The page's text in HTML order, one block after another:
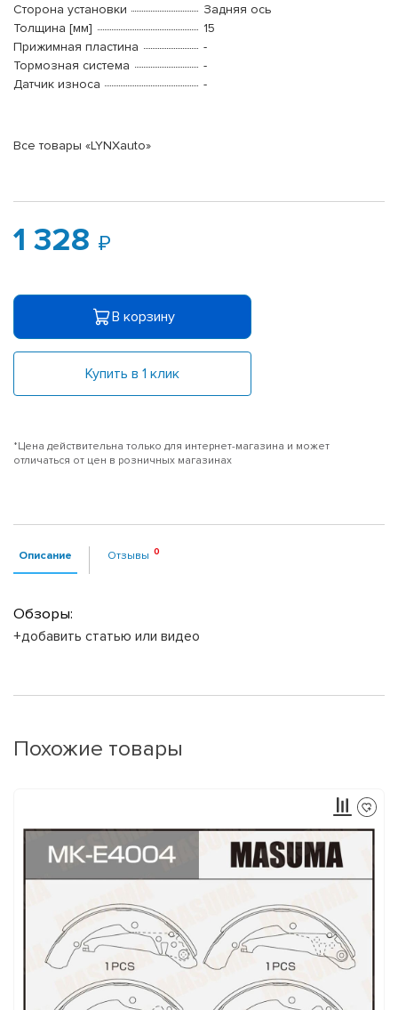
Сторона установки
Задняя ось
Толщина [мм]
15
Прижимная пластина
-
Тормозная система
-
Датчик износа
-
Все товары «LYNXauto»
1 328
В корзину
Купить в 1 клик
*Цена действительна только для интернет-магазина и может
отличаться от цен в розничных магазинах
Описание Отзывы
Обзоры:
+добавить статью или видео
Похожие товары